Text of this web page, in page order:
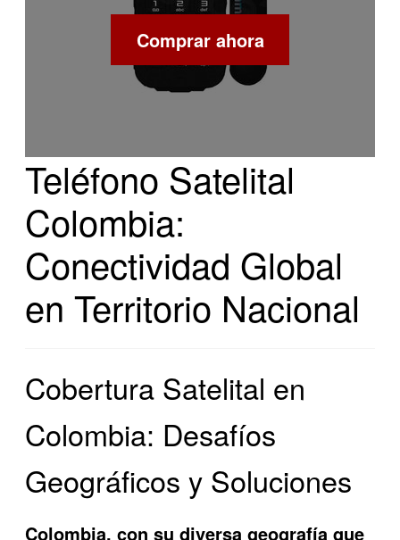
Comprar ahora
Teléfono Satelital
Colombia:
Conectividad Global
en Territorio Nacional
Cobertura Satelital en
Colombia: Desafíos
Geográficos y Soluciones
Colombia, con su diversa geografía que